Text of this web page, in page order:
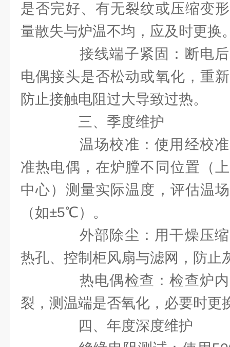
是否完好、有无裂纹或压缩变
量散失与炉温不均，应及时更换
接线端子紧固：断电后
电偶接头是否松动或氧化，重
防止接触电阻过大导致过热。
三、季度维护
温场校准：使用经校准
准热电偶，在炉膛不同位置（
中心）测量实际温度，评估温
（如±5℃）。
外部除尘：用干燥压缩
热孔、控制柜风扇与滤网，防止
热电偶检查：检查炉内
裂，测温端是否氧化，必要时更
四、年度深度维护